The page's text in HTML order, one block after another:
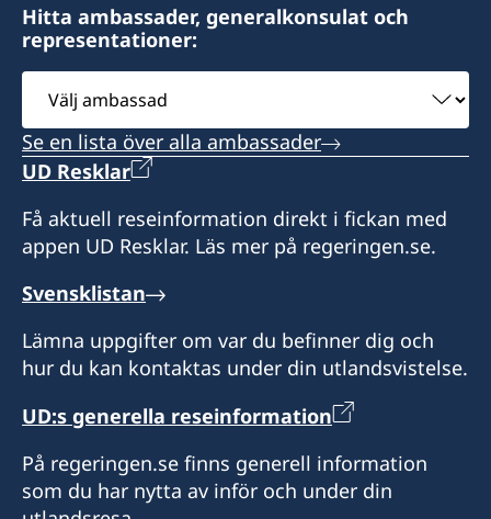
Svenska ambassaden i Maputo är
sidoackrediterad till Eswatini. Svenska
besökare i Eswatini kan vid behov kontakta
konsulatet. Det går även bra att ta kontakt med
svenska ambassaden i Maputo.
Anita Jones
Kontakta konsulatet för att boka tid.
Svenska ambassaden i Maputo är
sidoackrediterad till Madagaskar. Svenska
besökare i Madagaskar kan vid behov kontakta
konsulatet. Det går även bra att ta kontakt med
svenska ambassaden i Maputo.
Honorärkonsul
Bertil Åkesson
Hitta ambassader, generalkonsulat och
representationer:
Välj
ambassad
Se en lista över alla ambassader
UD Resklar
Få aktuell reseinformation direkt i fickan med
appen UD Resklar. Läs mer på regeringen.se.
Svensklistan
Lämna uppgifter om var du befinner dig och
hur du kan kontaktas under din utlandsvistelse.
UD:s generella reseinformation
På regeringen.se finns generell information
som du har nytta av inför och under din